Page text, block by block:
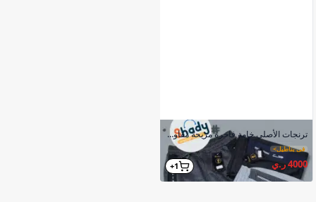
ترنجات الأصلي خامة فاخرة مريحة مقاومة للتجاعيد والانكماش
في بناطيل>
4000 ر.ي 1+